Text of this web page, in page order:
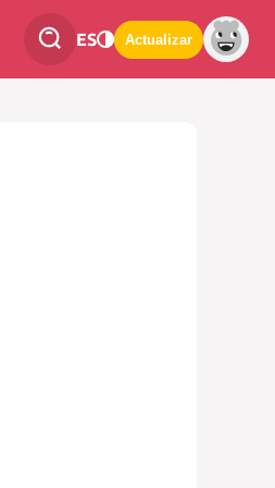
ES Actualizar